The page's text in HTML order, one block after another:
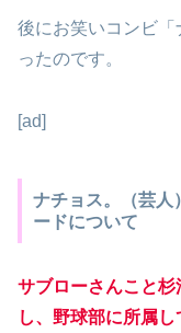
後にお笑いコンビ
ったのです。
[ad]
ナチョス。（芸人
ードについて
サブローさんこと
し、野球部に所属し